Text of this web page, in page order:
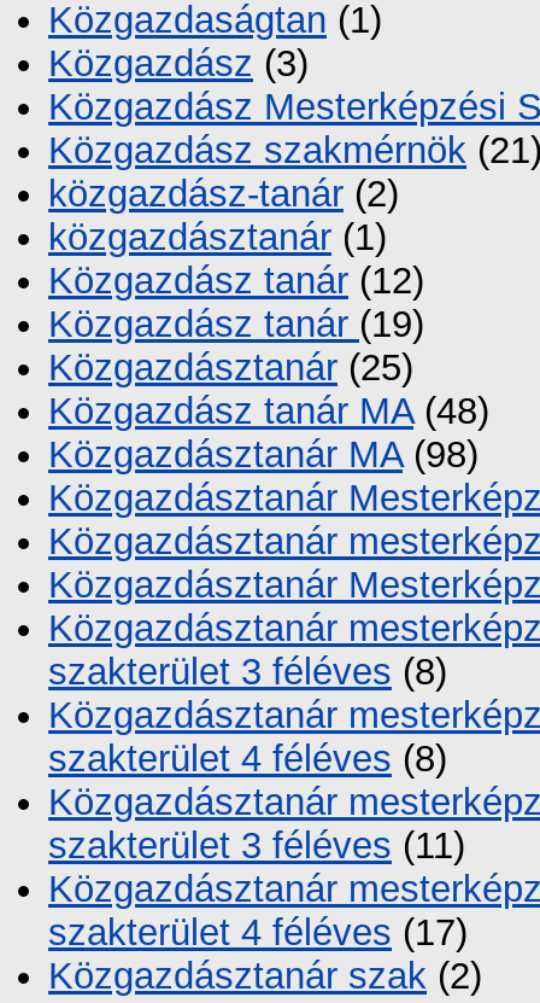
Közgazdaságtan (1)
Közgazdász (3)
Közgazdász Mesterképzési
Közgazdász szakmérnök
közgazdász-tanár (2)
közgazdásztanár (1)
Közgazdász tanár (12)
Közgazdász tanár (19)
Közgazdásztanár (25)
Közgazdász tanár MA(48)
Közgazdásztanár MA(98)
Közgazdásztanár
Közgazdásztanár
Közgazdásztanár
Közgazdásztanár
szakterület 3 féléves (8)
Közgazdásztanár
szakterület 4 féléves (8)
Közgazdásztanár
szakterület 3 féléves (11)
Közgazdásztanár
szakterület 4 féléves (17)
Közgazdásztanár szak (2)